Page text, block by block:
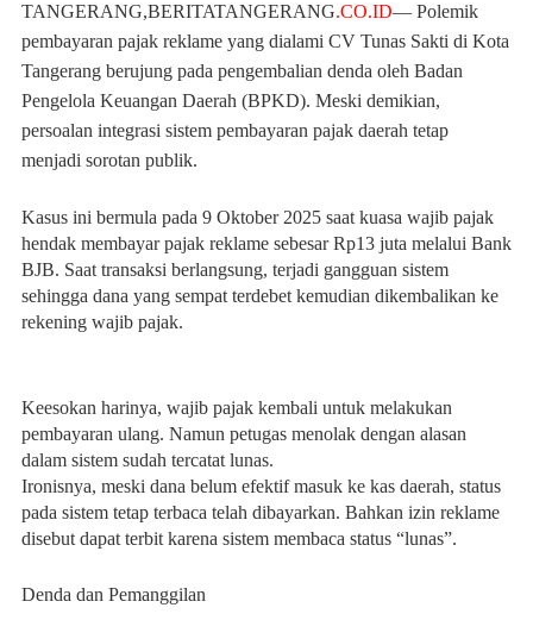
TANGERANG,BERITATANGERANG.CO.ID— Polemik
pembayaran pajak reklame yang dialami CV Tunas Sakti di Kota
Tangerang berujung pada pengembalian denda oleh Badan
Pengelola Keuangan Daerah (BPKD). Meski demikian,
persoalan integrasi sistem pembayaran pajak daerah tetap
menjadi sorotan publik.
Kasus ini bermula pada 9 Oktober 2025 saat kuasa wajib pajak
hendak membayar pajak reklame sebesar Rp13 juta melalui Bank
BJB. Saat transaksi berlangsung, terjadi gangguan sistem
sehingga dana yang sempat terdebet kemudian dikembalikan ke
rekening wajib pajak.
Keesokan harinya, wajib pajak kembali untuk melakukan
pembayaran ulang. Namun petugas menolak dengan alasan
dalam sistem sudah tercatat lunas.
Ironisnya, meski dana belum efektif masuk ke kas daerah, status
pada sistem tetap terbaca telah dibayarkan. Bahkan izin reklame
disebut dapat terbit karena sistem membaca status “lunas”.
Denda dan Pemanggilan